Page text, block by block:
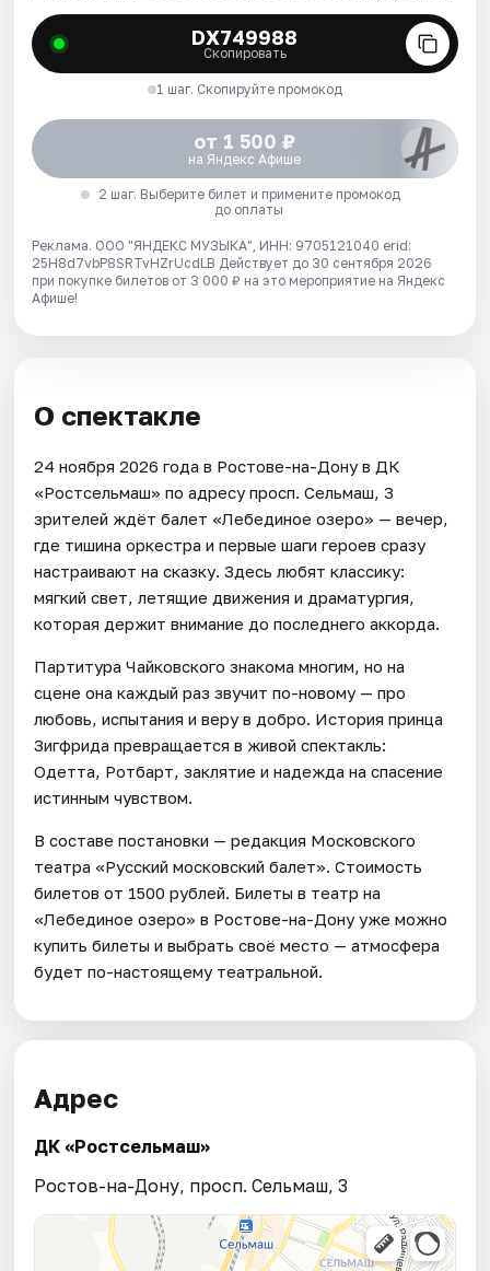
DX749988
Скопировать
1 шаг. Скопируйте промокод
от 1 500 ₽
на Яндекс Афише
2 шаг. Выберите билет и примените промокод
до оплаты
Реклама. ООО "ЯНДЕКС МУЗЫКА", ИНН: 9705121040 erid:
25H8d7vbP8SRTvHZrUcdLB Действует до 30 сентября 2026
при покупке билетов от 3 000 ₽ на это мероприятие на Яндекс
Афише!
О спектакле
24 ноября 2026 года в Ростове-на-Дону в ДК
«Ростсельмаш» по адресу просп. Сельмаш, 3
зрителей ждёт балет «Лебединое озеро» — вечер,
где тишина оркестра и первые шаги героев сразу
настраивают на сказку. Здесь любят классику:
мягкий свет, летящие движения и драматургия,
которая держит внимание до последнего аккорда.
Партитура Чайковского знакома многим, но на
сцене она каждый раз звучит по-новому — про
любовь, испытания и веру в добро. История принца
Зигфрида превращается в живой спектакль:
Одетта, Ротбарт, заклятие и надежда на спасение
истинным чувством.
В составе постановки — редакция Московского
театра «Русский московский балет». Стоимость
билетов от 1500 рублей. Билеты в театр на
«Лебединое озеро» в Ростове-на-Дону уже можно
купить билеты и выбрать своё место — атмосфера
будет по-настоящему театральной.
Адрес
ДК «Ростсельмаш»
Ростов-на-Дону, просп. Сельмаш, 3